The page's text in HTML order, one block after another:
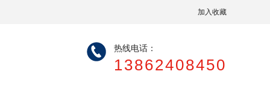
加入收藏
热线电话：
13862408450